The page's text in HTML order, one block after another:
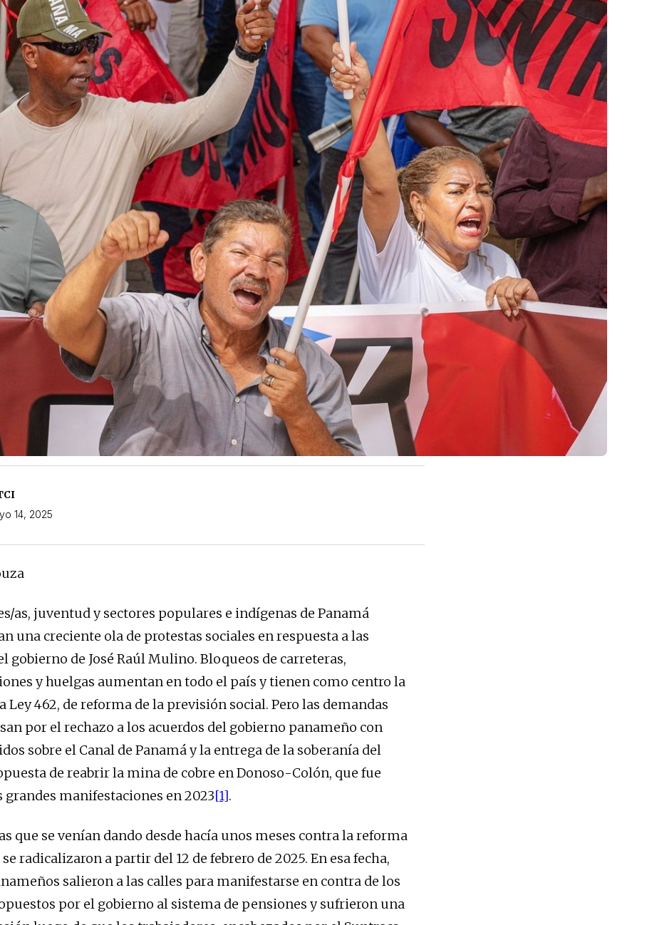
14, 2025
as, juventud y sectores populares e indígenas de Panamá
una creciente ola de protestas sociales en respuesta a las
gobierno de José Raúl Mulino. Bloqueos de carreteras,
y huelgas aumentan en todo el país y tienen como centro la
Ley 462, de reforma de la previsión social. Pero las demandas
por el rechazo a los acuerdos del gobierno panameño con
sobre el Canal de Panamá y la entrega de la soberanía del
de reabrir la mina de cobre en Donoso-Colón, que fue
grandes manifestaciones en 2023[1].
que se venían dando desde hacía unos meses contra la reforma
radicalizaron a partir del 12 de febrero de 2025. En esa fecha,
salieron a las calles para manifestarse en contra de los
por el gobierno al sistema de pensiones y sufrieron una